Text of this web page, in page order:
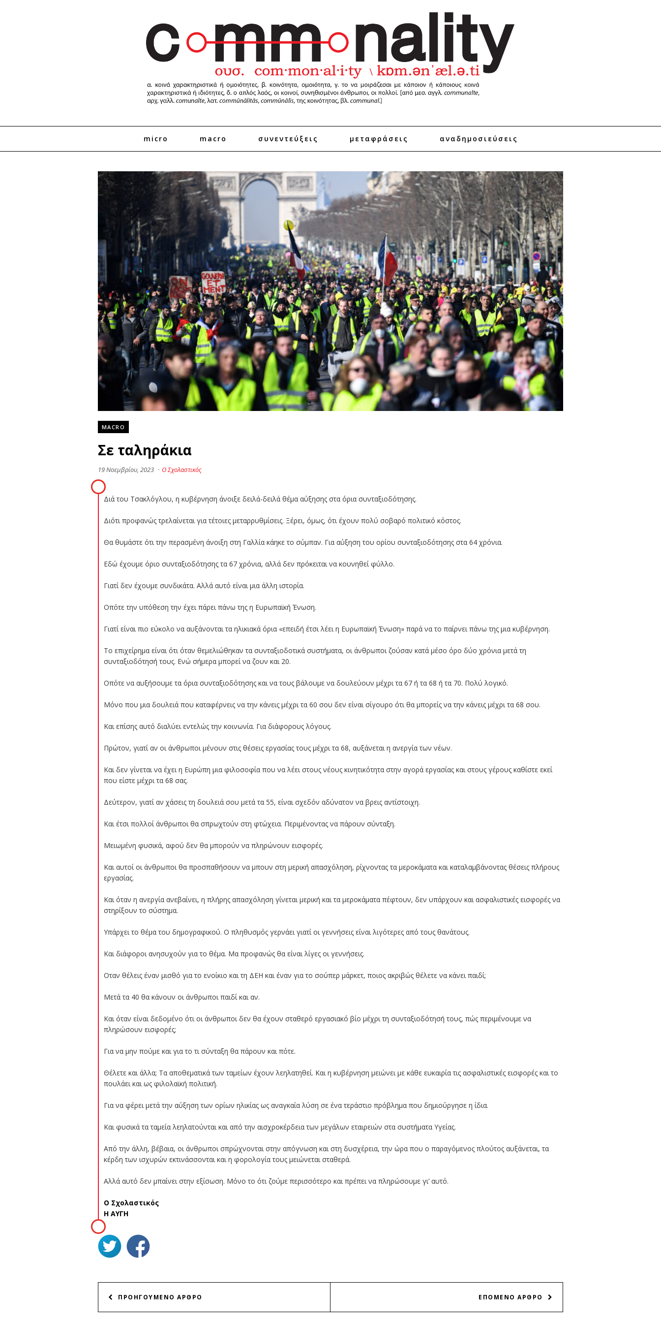
micro macro συνεντεύξεις μεταφράσεις αναδημοσιεύσεις
MACRO
Σε ταληράκια
19 Νοεμβρίου, 2023 · Ο Σχολαστικός
Διά του Τσακλόγλου, η κυβέρνηση άνοιξε δειλά-δειλά θέμα αύξησης στα όρια συνταξιοδότησης.
Διότι προφανώς τρελαίνεται για τέτοιες μεταρρυθμίσεις. Ξέρει, όμως, ότι έχουν πολύ σοβαρό πολιτικό κόστος.
Θα θυμάστε ότι την περασμένη άνοιξη στη Γαλλία κάηκε το σύμπαν. Για αύξηση του ορίου συνταξιοδότησης στα 64 χρόνια.
Εδώ έχουμε όριο συνταξιοδότησης τα 67 χρόνια, αλλά δεν πρόκειται να κουνηθεί φύλλο.
Γιατί δεν έχουμε συνδικάτα. Αλλά αυτό είναι μια άλλη ιστορία.
Οπότε την υπόθεση την έχει πάρει πάνω της η Ευρωπαϊκή Ένωση.
Γιατί είναι πιο εύκολο να αυξάνονται τα ηλικιακά όρια «επειδή έτσι λέει η Ευρωπαϊκή Ένωση» παρά να το παίρνει πάνω της μια κυβέρνηση.
Το επιχείρημα είναι ότι όταν θεμελιώθηκαν τα συνταξιοδοτικά συστήματα, οι άνθρωποι ζούσαν κατά μέσο όρο δύο χρόνια μετά τη
συνταξιοδότησή τους. Ενώ σήμερα μπορεί να ζουν και 20.
Οπότε να αυξήσουμε τα όρια συνταξιοδότησης και να τους βάλουμε να δουλεύουν μέχρι τα 67 ή τα 68 ή τα 70. Πολύ λογικό.
Μόνο που μια δουλειά που καταφέρνεις να την κάνεις μέχρι τα 60 σου δεν είναι σίγουρο ότι θα μπορείς να την κάνεις μέχρι τα 68 σου.
Και επίσης αυτό διαλύει εντελώς την κοινωνία. Για διάφορους λόγους.
Πρώτον, γιατί αν οι άνθρωποι μένουν στις θέσεις εργασίας τους μέχρι τα 68, αυξάνεται η ανεργία των νέων.
Και δεν γίνεται να έχει η Ευρώπη μια φιλοσοφία που να λέει στους νέους κινητικότητα στην αγορά εργασίας και στους γέρους καθίστε εκεί
που είστε μέχρι τα 68 σας.
Δεύτερον, γιατί αν χάσεις τη δουλειά σου μετά τα 55, είναι σχεδόν αδύνατον να βρεις αντίστοιχη.
Και έτσι πολλοί άνθρωποι θα σπρωχτούν στη φτώχεια. Περιμένοντας να πάρουν σύνταξη.
Μειωμένη φυσικά, αφού δεν θα μπορούν να πληρώνουν εισφορές.
Και αυτοί οι άνθρωποι θα προσπαθήσουν να μπουν στη μερική απασχόληση, ρίχνοντας τα μεροκάματα και καταλαμβάνοντας θέσεις πλήρους
εργασίας.
Και όταν η ανεργία ανεβαίνει, η πλήρης απασχόληση γίνεται μερική και τα μεροκάματα πέφτουν, δεν υπάρχουν και ασφαλιστικές εισφορές να
στηρίξουν το σύστημα.
Υπάρχει το θέμα του δημογραφικού. Ο πληθυσμός γερνάει γιατί οι γεννήσεις είναι λιγότερες από τους θανάτους.
Και διάφοροι ανησυχούν για το θέμα. Μα προφανώς θα είναι λίγες οι γεννήσεις.
Οταν θέλεις έναν μισθό για το ενοίκιο και τη ΔΕΗ και έναν για το σούπερ μάρκετ, ποιος ακριβώς θέλετε να κάνει παιδί;
Μετά τα 40 θα κάνουν οι άνθρωποι παιδί και αν.
Και όταν είναι δεδομένο ότι οι άνθρωποι δεν θα έχουν σταθερό εργασιακό βίο μέχρι τη συνταξιοδότησή τους, πώς περιμένουμε να
πληρώσουν εισφορές;
Για να μην πούμε και για το τι σύνταξη θα πάρουν και πότε.
Θέλετε και άλλα; Τα αποθεματικά των ταμείων έχουν λεηλατηθεί. Και η κυβέρνηση μειώνει με κάθε ευκαιρία τις ασφαλιστικές εισφορές και το
πουλάει και ως φιλολαϊκή πολιτική.
Για να φέρει μετά την αύξηση των ορίων ηλικίας ως αναγκαία λύση σε ένα τεράστιο πρόβλημα που δημιούργησε η ίδια.
Και φυσικά τα ταμεία λεηλατούνται και από την αισχροκέρδεια των μεγάλων εταιρειών στα συστήματα Υγείας.
Από την άλλη, βέβαια, οι άνθρωποι σπρώχνονται στην απόγνωση και στη δυσχέρεια, την ώρα που ο παραγόμενος πλούτος αυξάνεται, τα
κέρδη των ισχυρών εκτινάσσονται και η φορολογία τους μειώνεται σταθερά.
Αλλά αυτό δεν μπαίνει στην εξίσωση. Μόνο το ότι ζούμε περισσότερο και πρέπει να πληρώσουμε γι’ αυτό.
Ο Σχολαστικός
Η ΑΥΓΗ
ΑΡΘΡΩΝ
ΕΠΟΜΕΝΟ ΑΡΘΡΟ
ΠΡΟΗΓΟΥΜΕΝΟ ΑΡΘΡΟ